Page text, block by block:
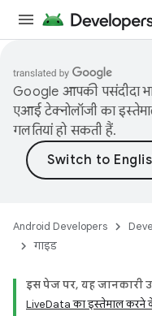
Google आपकी पसंदीदा
एआई टेक्नोलॉजी का
गलतियां हो सकती हैं.
Android Developers
गाइड
इस पेज पर, यह जानकारी
LiveData का इस्तेमाल करने